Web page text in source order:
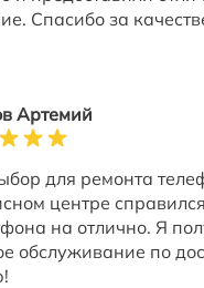
Спасибо за
Артемий
для ремонта
центре
на отлично. Я
обслуживание по